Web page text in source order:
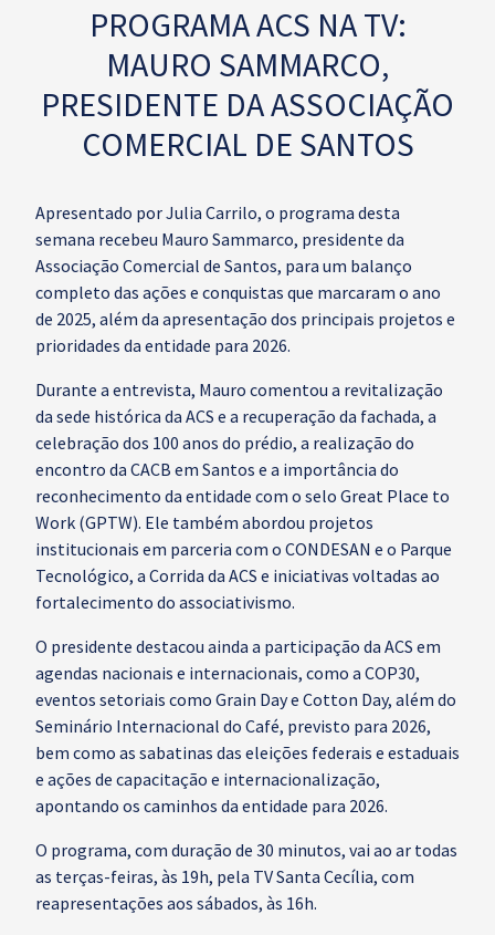
PROGRAMA ACS NA TV:
MAURO SAMMARCO,
PRESIDENTE DA ASSOCIAÇÃO
COMERCIAL DE SANTOS
Apresentado por Julia Carrilo, o programa desta
semana recebeu Mauro Sammarco, presidente da
Associação Comercial de Santos, para um balanço
completo das ações e conquistas que marcaram o ano
de 2025, além da apresentação dos principais projetos e
prioridades da entidade para 2026.
Durante a entrevista, Mauro comentou a revitalização
da sede histórica da ACS e a recuperação da fachada, a
celebração dos 100 anos do prédio, a realização do
encontro da CACB em Santos e a importância do
reconhecimento da entidade com o selo Great Place to
Work (GPTW). Ele também abordou projetos
institucionais em parceria com o CONDESAN e o Parque
Tecnológico, a Corrida da ACS e iniciativas voltadas ao
fortalecimento do associativismo.
O presidente destacou ainda a participação da ACS em
agendas nacionais e internacionais, como a COP30,
eventos setoriais como Grain Day e Cotton Day, além do
Seminário Internacional do Café, previsto para 2026,
bem como as sabatinas das eleições federais e estaduais
e ações de capacitação e internacionalização,
apontando os caminhos da entidade para 2026.
O programa, com duração de 30 minutos, vai ao ar todas
as terças-feiras, às 19h, pela TV Santa Cecília, com
reapresentações aos sábados, às 16h.